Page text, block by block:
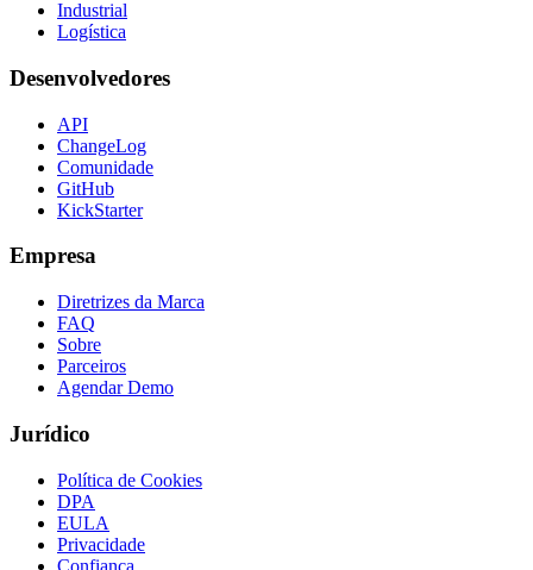
Industrial
Logística
Desenvolvedores
API
ChangeLog
Comunidade
GitHub
KickStarter
Empresa
Diretrizes da Marca
FAQ
Sobre
Parceiros
Agendar Demo
Jurídico
Política de Cookies
DPA
EULA
Privacidade
Confiança